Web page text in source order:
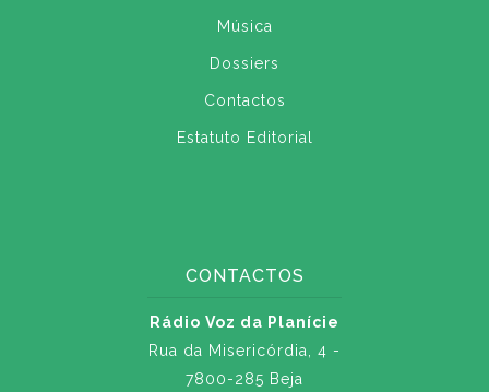
Música
Dossiers
Contactos
Estatuto Editorial
CONTACTOS
Rádio Voz da Planície
Rua da Misericórdia, 4 -
7800-285 Beja